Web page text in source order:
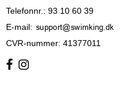
Telefonnr. : 93 10 60 39
E-mail:
CVR-nummer: 41377011